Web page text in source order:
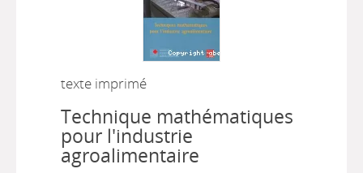
texte imprimé
Technique mathématiques
pour l'industrie
agroalimentaire